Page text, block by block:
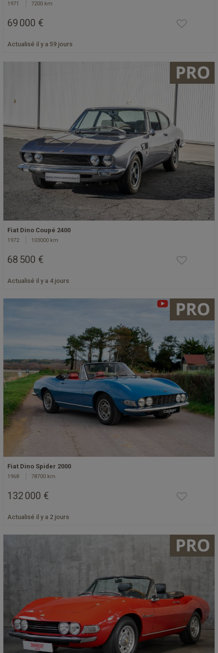
1971 7200 km
69 000 €
Actualisé il y a 59 jours
Fiat Dino Coupé 2400
1972 103000 km
68 500 €
Actualisé il y a 4 jours
Fiat Dino Spider 2000
1968 78700 km
132 000 €
Actualisé il y a 2 jours